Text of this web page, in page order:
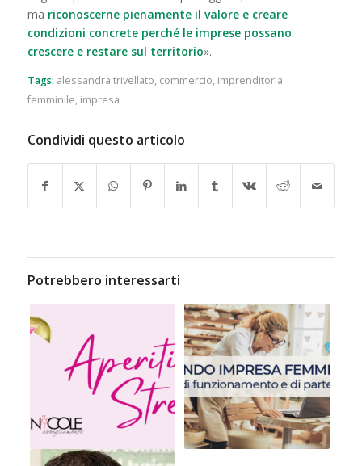
ma riconoscerne pienamente il valore e creare
condizioni concrete perché le imprese possano
crescere e restare sul territorio».
Tags: alessandra trivellato, commercio, imprenditoria
femminile, impresa
Condividi questo articolo
Potrebbero interessarti